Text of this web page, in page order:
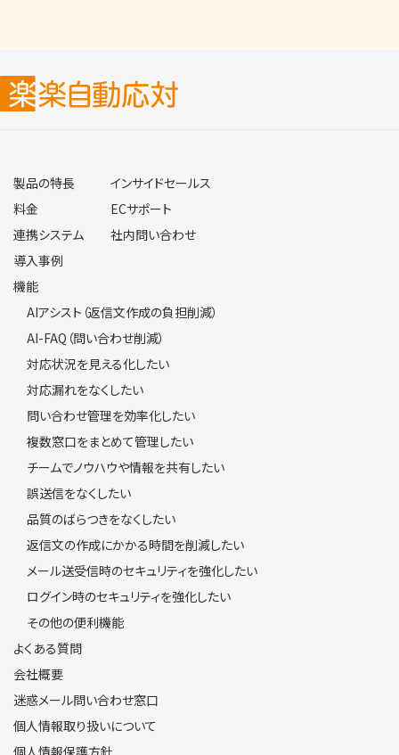
製品の特長
料金
連携システム
導入事例
インサイドセールス
ECサポート
社内問い合わせ
機能
AIアシスト（返信文作成の負担削減）
AI-FAQ（問い合わせ削減）
対応状況を見える化したい
対応漏れをなくしたい
問い合わせ管理を効率化したい
複数窓口をまとめて管理したい
チームでノウハウや情報を共有したい
誤送信をなくしたい
品質のばらつきをなくしたい
返信文の作成にかかる時間を削減したい
メール送受信時のセキュリティを強化したい
ログイン時のセキュリティを強化したい
その他の便利機能
よくある質問
会社概要
迷惑メール問い合わせ窓口
個人情報取り扱いについて
個人情報保護方針